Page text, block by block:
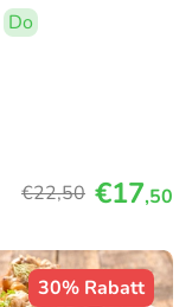
Do
€22,50 €17,50
30% Rabatt